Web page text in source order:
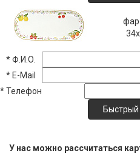
*Ф.И.О.
* E-Mail
*Телефон
У нас можно рассчитаться